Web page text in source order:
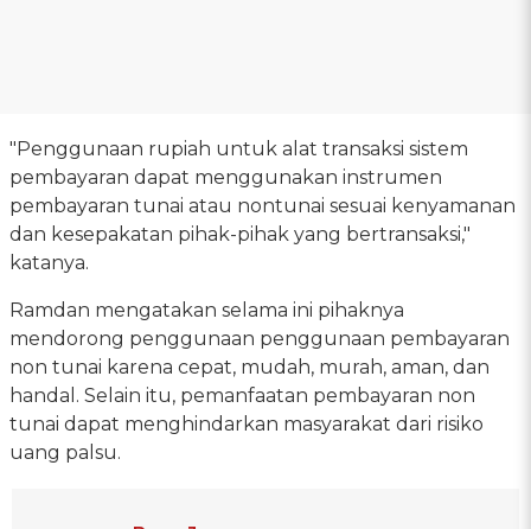
"Penggunaan rupiah untuk alat transaksi sistem
pembayaran dapat menggunakan instrumen
pembayaran tunai atau nontunai sesuai kenyamanan
dan kesepakatan pihak-pihak yang bertransaksi,"
katanya.
Ramdan mengatakan selama ini pihaknya
mendorong penggunaan penggunaan pembayaran
non tunai karena cepat, mudah, murah, aman, dan
handal. Selain itu, pemanfaatan pembayaran non
tunai dapat menghindarkan masyarakat dari risiko
uang palsu.